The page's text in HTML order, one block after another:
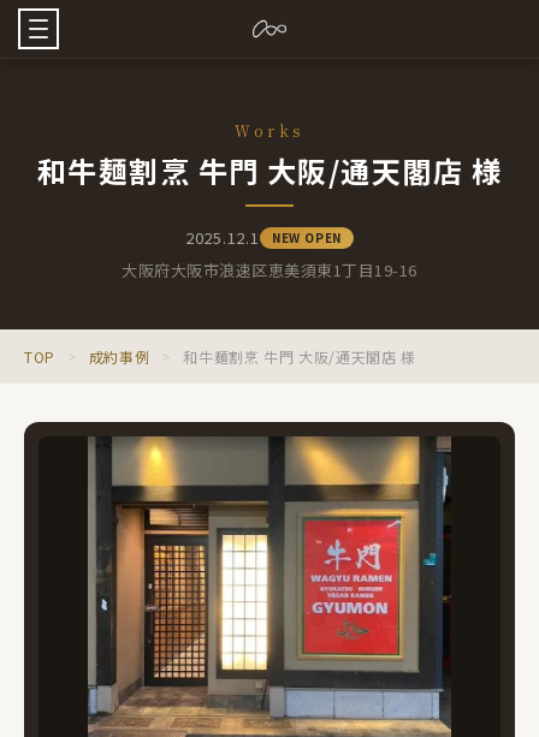
Works
和牛麺割烹 牛門 大阪/通天閣店 様
2025.12.1 NEW OPEN
大阪府大阪市浪速区恵美須東1丁目19-16
TOP > 成約事例 > 和牛麺割烹 牛門 大阪/通天閣店 様